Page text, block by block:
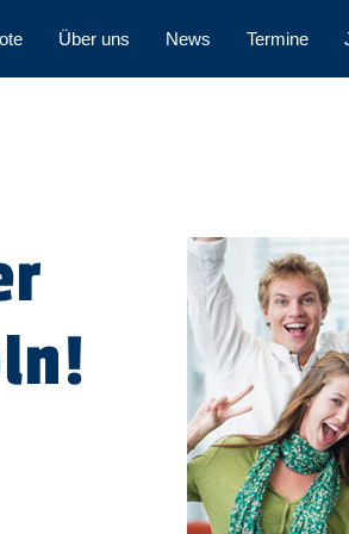
Über uns News Termine